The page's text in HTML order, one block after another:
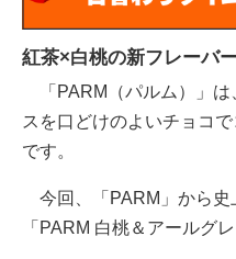
紅茶×白桃の新フレーバ
「PARM（パルム）」は
スを口どけのよいチョコ
です。
今回、「PARM」から史
「PARM 白桃＆アールグ